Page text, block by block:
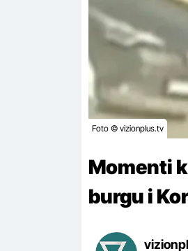
Foto © vizionplus.tv
Momenti
burgu i